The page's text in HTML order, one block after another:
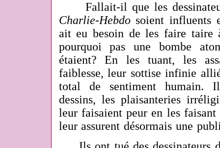
Fallait-il que les
Charlie-Hebdosoient influents
ait eu besoin de les faire taire
pourquoi pas une bombe
étaient? En les tuant, les
faiblesse, leur sottise infinie
total de sentiment humain.
dessins, les plaisanteries
leur faisaient peur en les
leur assurent désormais une